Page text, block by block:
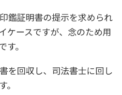
鑑証明書の提示を求められ
ケースですが、念のため用
。
を回収し、司法書士に回し